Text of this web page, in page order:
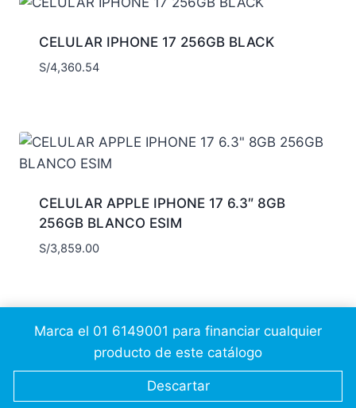
Marca el 01 6149001 para financiar cualquier
producto de este catálogo
Descartar
CELULAR IPHONE 17 256GB BLACK
S/4,360.54
CELULAR APPLE IPHONE 17 6.3″ 8GB
256GB BLANCO ESIM
S/3,859.00
© 2026 Cálidda CSCJesusAP